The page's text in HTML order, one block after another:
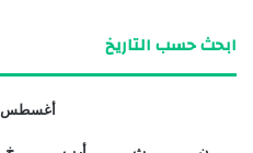
ابحث حسب التاريخ
أغسطس 2026